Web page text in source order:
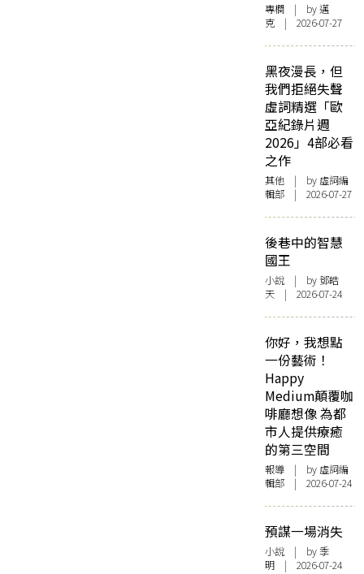
專欄 | by邁
克 | 2026-07-27
黑夜漫長，但
我們拒絕失聲
虛詞精選「歐
亞紀錄片週
2026」4部必看
之作
其他 | by 虛詞編
輯部 | 2026-07-27
後巷中的智慧
國王
小說 | by 鄧皓
天 | 2026-07-24
你好，我想點
一份藝術！
Happy
Medium顛覆咖
啡廳想像 為都
市人提供療癒
的第三空間
報導 | by 虛詞編
輯部 | 2026-07-24
預謀一場消失
小說 | by 季
明 | 2026-07-24